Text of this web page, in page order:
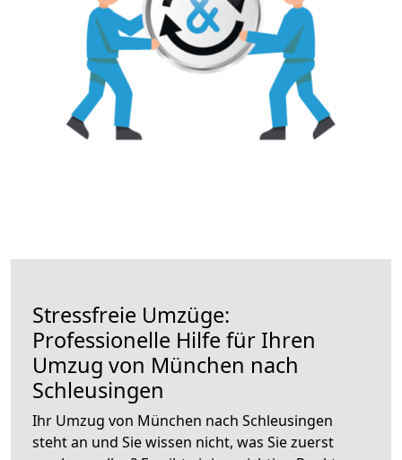
Stressfreie Umzüge:
Professionelle Hilfe für Ihren
Umzug von München nach
Schleusingen
Ihr Umzug von München nach Schleusingen
steht an und Sie wissen nicht, was Sie zuerst